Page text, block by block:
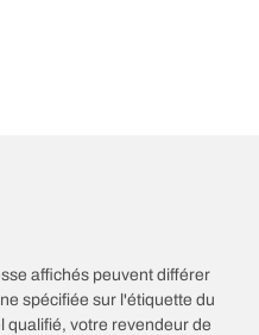
affichés peuvent différer
spécifiée sur l'étiquette du
qualifié, votre revendeur de